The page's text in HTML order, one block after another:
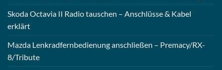
Skoda Octavia II Radio tauschen – Anschlüsse & Kabel
erklärt
Mazda Lenkradfernbedienung anschließen – Premacy/RX-
8/Tribute